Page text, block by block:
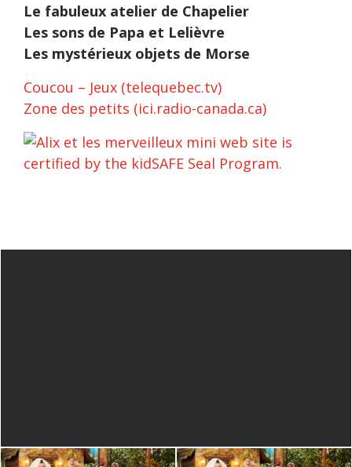
Le fabuleux atelier de Chapelier
Les sons de Papa et Lelièvre
Les mystérieux objets de Morse
Coucou – Jeux (telequebec.tv)
Zone des petits (ici.radio-canada.ca)